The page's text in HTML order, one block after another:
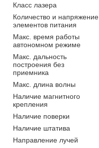
Класс лазера
Количество и напряжение
элементов питания
Макс. время работы
автономном режиме
Макс. дальность
построения без
приемника
Макс. длина волны
Наличие магнитного
крепления
Наличие поверки
Наличие штатива
Направление лучей